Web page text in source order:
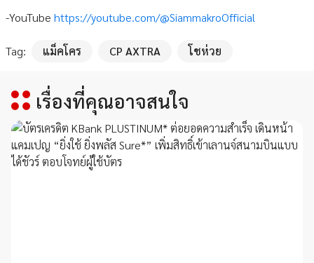
-YouTube https://youtube.com/@SiammakroOfficial
Tag: แม็คโคร CP AXTRA โชห่วย
เรื่องที่คุณอาจสนใจ